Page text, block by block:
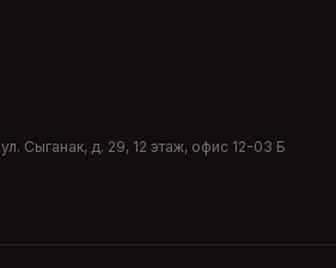
ул. Сыганак, д. 29, 12 этаж, офис 12-03 Б